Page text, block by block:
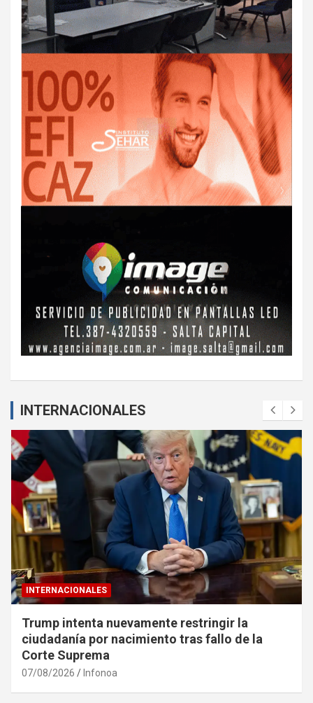
INTERNACIONALES
INTERNACIONALES
Trump intenta nuevamente restringir la
ciudadanía por nacimiento tras fallo de la
Corte Suprema
07/08/2026 Infonoa